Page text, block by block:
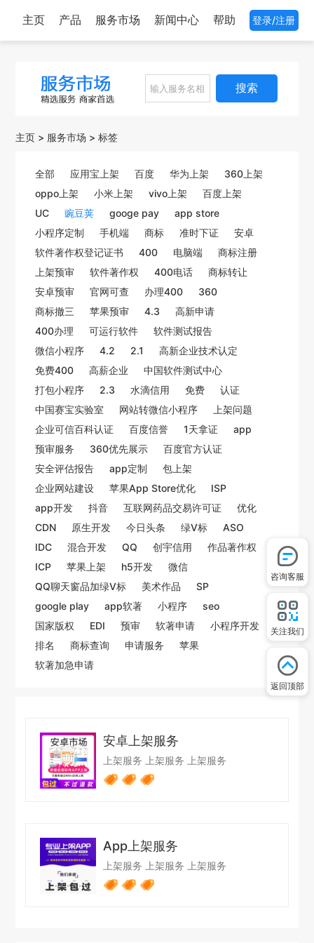
主页 产品 服务市场 新闻中心 帮助 登录/注册
搜索
主页 > 服务市场 >标签
全部 应用宝上架 百度 华为上架
360上架
oppo上架
小米上架 vivo上架
百度上架
UC
豌豆荚 googe pay
app store
小程序定制
手机端 商标 准时下证
安卓
软件著作权登记证书
400 电脑端
商标注册
上架预审
软件著作权 400电话
商标转让
安卓预审
官网可查 办理400
360
商标撤三
苹果预审 4.3
高新申请
400办理
可运行软件
软件测试报告
微信小程序
4.2 2.1
高新企业技术认定
免费400
高薪企业
中国软件测试中心
打包小程序
2.3 水滴信用 免费
认证
中国赛宝实验室
网站转微信小程序
上架问题
企业可信百科认证
百度信誉 1天拿证
app
预审服务
360优先展示
百度官方认证
安全评估报告
app定制
包上架
企业网站建设
苹果App Store优化
ISP
app开发
抖音 互联网药品交易许可证
优化
CDN
原生开发 今日头条 绿V标
ASO
IDC
混合开发 QQ 创宇信用
作品著作权
ICP
苹果上架 h5开发
微信
QQ聊天窗品加绿V标
美术作品
SP
google play
app软著 小程序
seo
国家版权
EDI 预审 软著申请
小程序开发
排名
商标查询 申请服务
苹果
软著加急申请
安卓上架服务
上架服务 上架服务 上架服务
App上架服务
上架服务 上架服务 上架服务
咨询客服
关注我们
返回顶部